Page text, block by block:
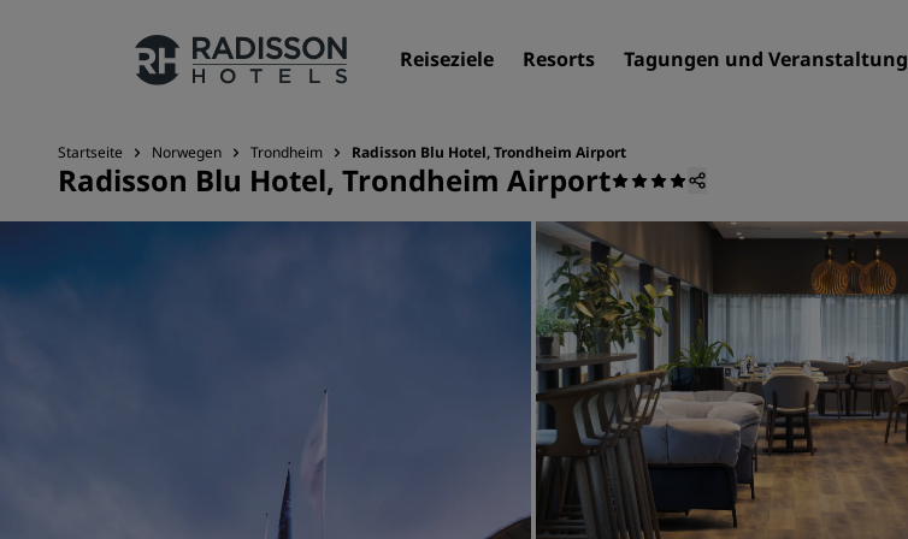
Reiseziele Resorts Tagungen und
Unsere Marken
Resorts
Neue
Startseite Norwegen Trondheim Radisson Blu Hotel, Trondheim Airport
Radisson Blu Hotel, Trondheim Airport